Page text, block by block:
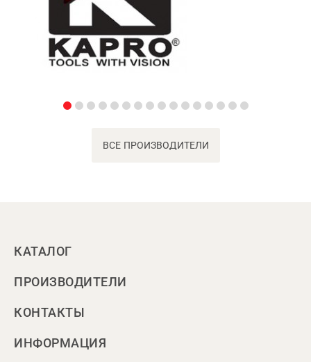
ВСЕ ПРОИЗВОДИТЕЛИ
КАТАЛОГ
ПРОИЗВОДИТЕЛИ
КОНТАКТЫ
ИНФОРМАЦИЯ